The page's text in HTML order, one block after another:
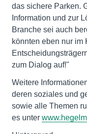
das sichere Parken.
Information und zur
Branche sei auch
könnten eben nur im
zum Dialog auf!"
Weitere
deren soziales und
sowie alle Themen
es unter